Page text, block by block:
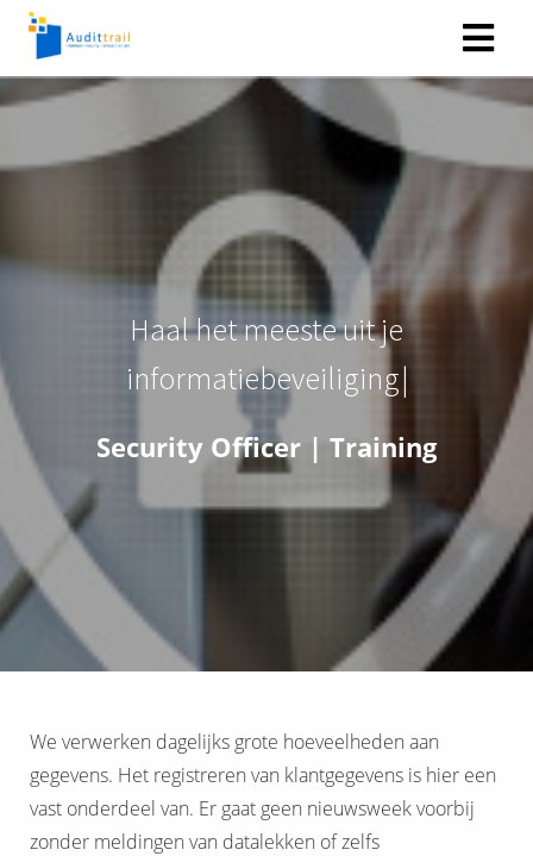
Haalhetmeesteuitje
informatiebeveiliging
Security Officer | Training
We verwerken dagelijks grote hoeveelheden aan
gegevens. Het registreren van klantgegevens is hier een
vast onderdeel van. Er gaat geen nieuwsweek voorbij
zonder meldingen van datalekken of zelfs